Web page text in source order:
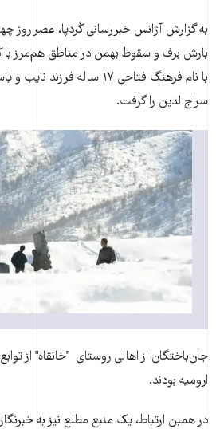
بارش برف و سقوط بهمن در مناطق هم‌مرز با
سراج‌الدین را گرفت.
جان‌باختگان از اهالی روستای "خانقاه" از
ارومیه بودند.
در همبن ارتباط، یک منبع مطلع نیز به